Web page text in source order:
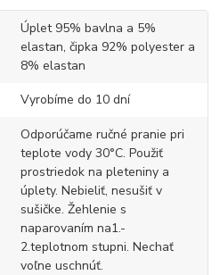
Úplet 95% bavlna a 5%
elastan, čipka 92% polyester a
8% elastan
Vyrobíme do 10 dní
Odporúčame ručné pranie pri
teplote vody 30°C. Použiť
prostriedok na pleteniny a
úplety. Nebieliť, nesušiť v
sušičke. Žehlenie s
naparovaním na1.-
2.teplotnom stupni. Nechať
voľne uschnúť.